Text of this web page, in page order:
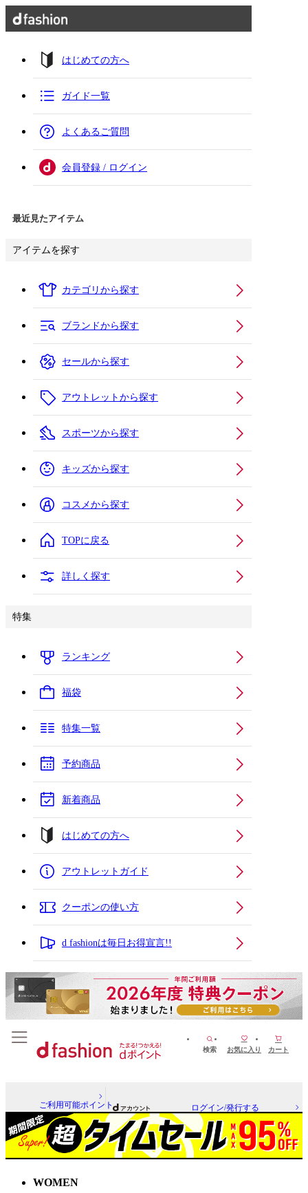
はじめての方へ
ガイド一覧
よくあるご質問
会員登録 / ログイン
最近見たアイテム
アイテムを探す
カテゴリから探す
ブランドから探す
セールから探す
アウトレットから探す
スポーツから探す
キッズから探す
コスメから探す
TOPに戻る
詳しく探す
特集
ランキング
福袋
特集一覧
予約商品
新着商品
はじめての方へ
アウトレットガイド
クーポンの使い方
d fashionは毎日お得宣言!!
検索 お気に入り カート
ご利用可能ポイント ログイン/発行する
WOMEN